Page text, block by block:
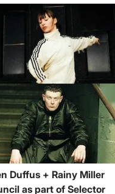
Duffus + Rainy Miller
as part of Selector